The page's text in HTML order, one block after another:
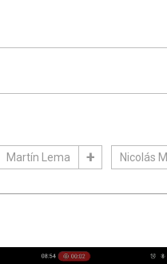
Martín Lema Nicolás